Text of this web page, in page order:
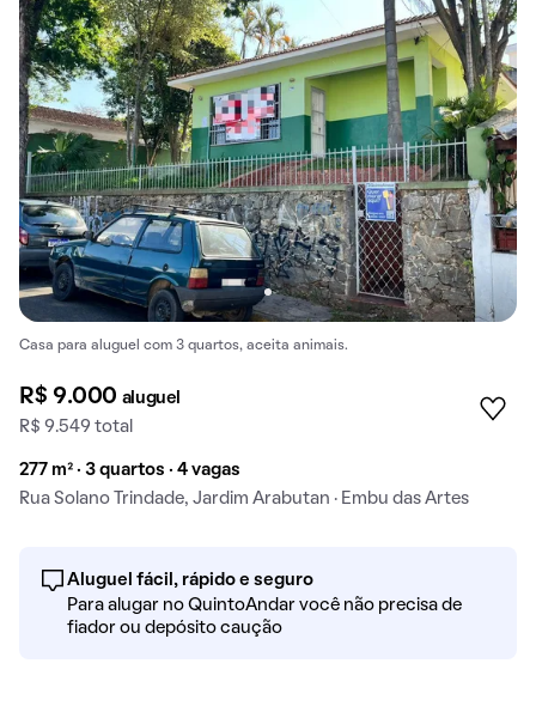
Casa para aluguel com 3 quartos, aceita animais.
R$ 9.000 aluguel
R$ 9.549 total
277 m² · 3 quartos · 4 vagas
Rua Solano Trindade, Jardim Arabutan · Embu das Artes
Aluguel fácil, rápido e seguro
Para alugar no QuintoAndar você não precisa de
fiador ou depósito caução